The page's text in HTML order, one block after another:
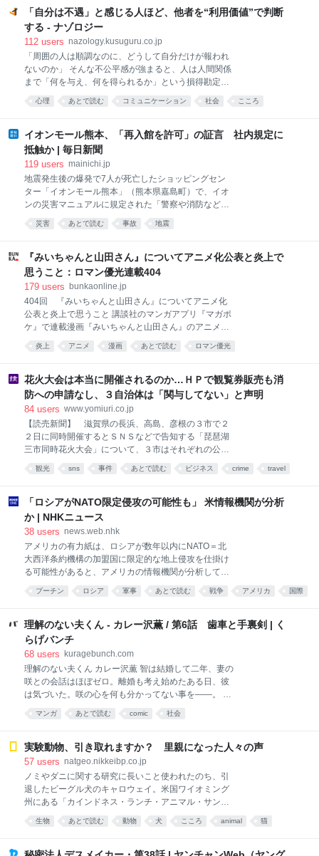
る人が新たに被爆者に認定されました。 「被ばく体験
者」は、広島との格差やことし発表された内部被ばく
の人体
ます。[1]Anthropic CEOも似たようなことを言ってい
ます。[2]それどころか、すでに業務アプリ開発を一般
企業で内製する事例が出ています。[3] 可能性はともか
せるつもりでいるということです。その実例も出てい
るくらいです。 思い返してみてください。最初に
ChatGPTがすごいと大きく話題になったのは2023年頃
の話です。その前はAIは一部の技術オタクにしか興味
「自分は不遇」と感じる人ほど、他者を“利用価値”で判断
する - ナゾロジー
112 users nazology.kusuguru.co.jp
「周囲の人は順調なのに、どうして自分だけが報われ
ないのか」 そんな不公平感が強まると、人は人間関係
まで「何を与え、何を得られるか」という損得勘定で
見るようになるかもしれません。 中国人民大学
（Renmin University of China）の研究チームが3つの
人間関係を取引のように捉え、相手が自分にとってど
れほど役立つかを重視する傾向が示されました。 研究
成果は2025年10月30日付で学術誌『Journal of
次 「自分だけが報われない」という感覚は人間関係を
変えるのか不遇感は「優しさ」を軽視させず、「役立
つ能力」を上乗せする 「自分だけが報われない」とい
う感覚は人間関係を変えるのか 私たちは、収入や仕
心理 あとで読む コミュニケーション 社会 こころ
イオンモール熊本、「再入館を許可」の証言 社内規定に
抵触か | 毎日新聞
119 users mainichi.jp
地震発生後の爆発で7人が死亡したショッピングセン
ター「イオンモール熊本」（熊本県嘉島町）で、イオ
ンの災害マニュアルに規定された「警察や消防などに
よる安全確認」が完了する前に、テナント従業員が施
設内に戻っていたことが関係者への取材で判明した。
に許可を得たとする証言が複数あり、イオン側が社内
規定に反していた疑いがある。 正式アナウンスなかっ
たが… イオンによると、社内の災害マニュアルでは、
察や消防などの行政機関と連携した施設の安全確認を
実施。その結果を踏まえて施設の責任者が入館の可否
を各テナントなどに伝える流れになっている。 施設側
は、マニュアルに基づき、警察に地震発生約13分後に
め、責任者が施設への立ち
災害 あとで読む 事故 地震
『みいちゃんと山田さん』についてアニメ化公表と炎上で
思うこと：ロマン優光連載404
179 users bunkaonline.jp
404回 『みいちゃんと山田さん』についてアニメ化
公表と炎上で思うこと 講談社のマンガアプリ『マガポ
ケ』で連載漫画『みいちゃんと山田さん』のアニメ化
されるという情報が発表され、どういうプラットホー
ムで公開され、どういうスタッフで製作されるか不明
は議論が盛り上がっている。 アニメ化に関する詳細に
ついてはわかっていないが、スポンサーの問題等を考
えれば地上波アニメではなくNetflixのような配信サー
いてはこの連載で過去に触れたことがある（『みいち
ゃんと山田さん』について思うこと：ロマン優光連載
368）ので、改めて自分の評価を書くことはしないが
「この作品は作者の体験をベースに軽度知的障害の人
体裁程度の
炎上 アニメ 漫画 あとで読む ロマン優光
花火大会は本当に開催されるのか…ＨＰで観覧券販売も消
防への申請なし、３自治体は「関与してない」と声明
84 users www.yomiuri.co.jp
【読売新聞】 滋賀県の長浜、高島、彦根の３市で２
２日に同時開催するとＳＮＳなどで告知する「琵琶湖
三市同時花火大会」について、３市はそれぞれの公式
ＨＰで「自治体や観光協会の関与はない」との声明を
発表した。７日時点で開催に必要な消防など
観光 sns 事件 あとで読む ビジネス crime travel
「ロシアがNATO限定侵攻の可能性も」 米情報機関が分析
か | NHKニュース
38 users news.web.nhk
アメリカの有力紙は、ロシアが数年以内にNATO＝北
大西洋条約機構の加盟国に限定的な地上侵攻を仕掛け
る可能性があると、アメリカの情報機関が分析してい
ると伝えました。 アメリカの有力紙、ウォール・ス
ト…
プーチン ロシア 軍事 あとで読む 戦争 アメリカ 国際
理解のない夫くん - カレー沢薫 / 第6話 歯車と手裏剣 | く
らげバンチ
68 users
kuragebunch.com
理解のない夫くん カレー沢薫 智は結婚して二年、妻の
咲との会話はほぼゼロ。離婚も考え始めたある日、彼
は気づいた。咲の心を何も分かってない事を――。 智
は意を決して妻と向き合い本音をぶつけ合うが、会話
はどこまでも噛み合わず…カレー沢薫が描く、夫婦再
マンガ あとで読む comic 社会
実験動物、引き取れますか？ 里親になった人々の声
57 users natgeo.nikkeibp.co.jp
ノミやダニに関する研究に長いこと使われたのち、引
退したビーグル犬のキャロウェイ。米国ワイオミング
州にある「カインドネス・ランチ・アニマル・サンク
チュアリ」にやってきたあと、初めて外に出かけたと
きの様子。この団体は、毎年約250匹のビーグルと、
Ranch Animal Sanctuary） マロリー・コーミエ氏が生
生物 あとで読む 動物 犬 こころ animal 猫